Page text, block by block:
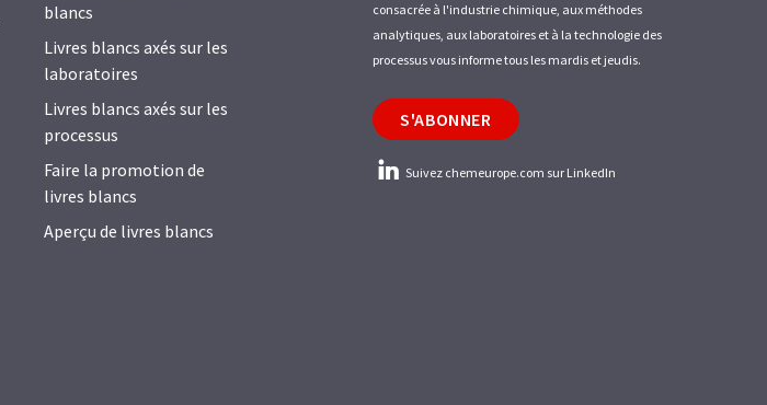
blancs
Livres blancs axés sur les
laboratoires
Livres blancs axés sur les
processus
Faire la promotion de
livres blancs
Aperçu de livres blancs
consacrée à l'industrie chimique, aux méthodes
analytiques, aux laboratoires et à la technologie des
processus vous informe tous les mardis et jeudis.
S'ABONNER
Suivez chemeurope.com sur LinkedIn